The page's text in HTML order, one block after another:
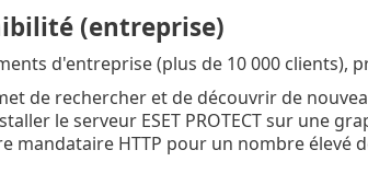
(entreprise)
d'entreprise (plus de 10 000 clients),
de rechercher et de découvrir de
le serveur ESET PROTECT sur une
mandataire HTTP pour un nombre élevé